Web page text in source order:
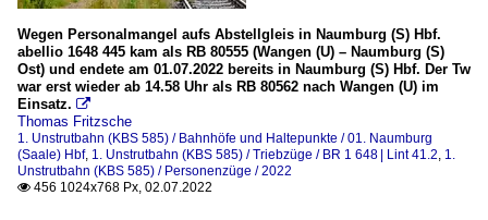
Wegen Personalmangel aufs Abstellgleis in Naumburg (S) Hbf.
abellio 1648 445 kam als RB 80555 (Wangen (U) – Naumburg (S)
Ost) und endete am 01.07.2022 bereits in Naumburg (S) Hbf. Der Tw
war erst wieder ab 14.58 Uhr als RB 80562 nach Wangen (U) im
Einsatz. 
Thomas Fritzsche
1. Unstrutbahn (KBS 585) / Bahnhöfe und Haltepunkte / 01. Naumburg
(Saale) Hbf, 1. Unstrutbahn (KBS 585) / Triebzüge / BR 1 648 | Lint 41.2, 1.
Unstrutbahn (KBS 585) / Personenzüge / 2022
 456 1024x768 Px, 02.07.2022